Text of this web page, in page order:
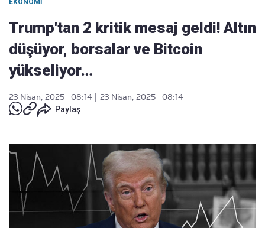
EKONOMI
Trump'tan 2 kritik mesaj geldi! Altın
düşüyor, borsalar ve Bitcoin
yükseliyor…
23 Nisan, 2025 - 08:14
23 Nisan, 2025 - 08:14
Paylaş